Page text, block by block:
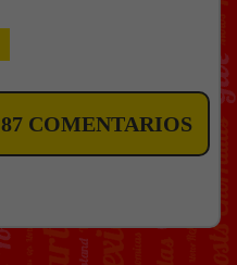
87 COMENTARIOS